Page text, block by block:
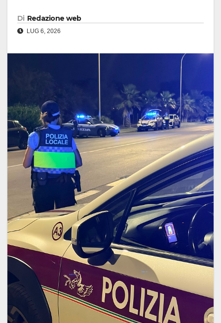
Di Redazione web
LUG 6, 2026